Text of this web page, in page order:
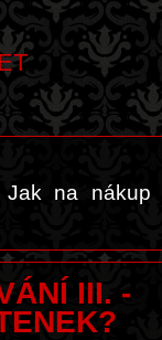
Jak na nákup
III. -